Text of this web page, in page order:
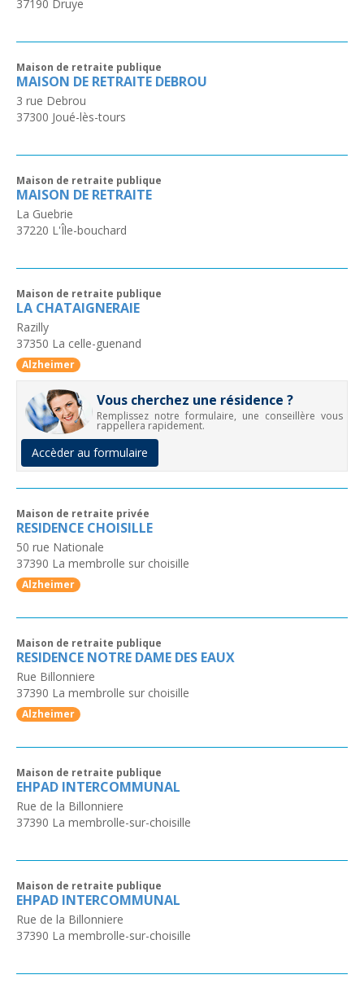
37190 Druye
Maison de retraite publique
MAISON DE RETRAITE DEBROU
3 rue Debrou
37300 Joué-lès-tours
Maison de retraite publique
MAISON DE RETRAITE
La Guebrie
37220 L'Île-bouchard
Maison de retraite publique
LA CHATAIGNERAIE
Razilly
37350 La celle-guenand
Alzheimer
Vous cherchez une résidence ?
Remplissez notre formulaire, une conseillère vous
rappellera rapidement.
Accèder au formulaire
Maison de retraite privée
RESIDENCE CHOISILLE
50 rue Nationale
37390 La membrolle sur choisille
Alzheimer
Maison de retraite publique
RESIDENCE NOTRE DAME DES EAUX
Rue Billonniere
37390 La membrolle sur choisille
Alzheimer
Maison de retraite publique
EHPAD INTERCOMMUNAL
Rue de la Billonniere
37390 La membrolle-sur-choisille
Maison de retraite publique
EHPAD INTERCOMMUNAL
Rue de la Billonniere
37390 La membrolle-sur-choisille